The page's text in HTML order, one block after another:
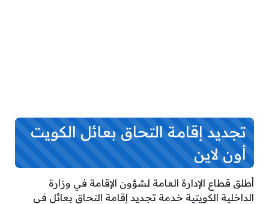
تجديد إقامة التحاق بعائل الكويت
أون لاين
أطلق قطاع الإدارة العامة لشؤون الإقامة في وزارة
الداخلية الكويتية خدمة تجديد إقامة التحاق بعائل في